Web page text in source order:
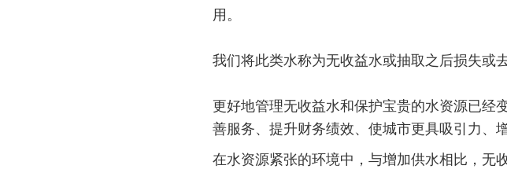
用。
我们将此类水称为无收益水或抽取之后损失或
更好地管理无收益水和保护宝贵的水资源已经
善服务、提升财务绩效、使城市更具吸引力、
在水资源紧张的环境中，与增加供水相比，无